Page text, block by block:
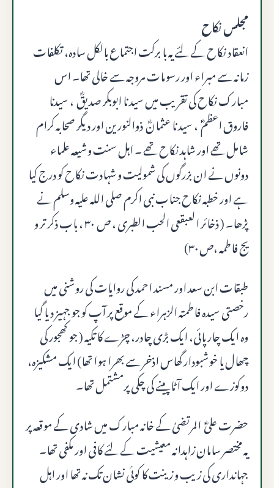
مجلس نکاح
انعقاد نکاح کے لئے یہ با برکت اجتماع بالکل ساده، تکلفات
زمانہ سے مبراء اور رسومات مروجہ سے خالی تھا۔ اس
مبارک نکاح کی تقریب میں سید نا ابوبکر صدیقؓ ، سیدنا
فاروق اعظمؓ ، سید نا عثمانؓ ذوالنورین اور دیگر صحابہ کرام
شامل تھے اور شاہد نکاح تھے ۔ اہل سنت وشیعہ علماء
دونوں نے ان بزرگوں کی شمولیت و شہادت نکاح کو درج کیا
ہے اور خطبہ نکاح جناب نبی اکرم صلى الله عليه وسلم نے
پڑھا۔ ( ذخائر العبقعی الحب الطبری ، ص ۳۰ ، باب ذکر تر و
یج فاطمه ،ص۳۰)
طبقات ابن سعد اور مسند احمد کی روایات کی روشنی میں
رخصتی سیدہ فاطمتہ الزہراء کے موقع پر آپ کو جو جہیز دیا گیا
وہ ایک چارپائی، ایک بڑی چادر، چڑے کا تکیہ ( جو کھجور کی
چھال یا خوشبودار گھاس اذخر سے بھرا ہوا تھا) ایک مشکیزہ،
دوکوزے اور ایک آٹا پینے کی چکی پرمشتمل تھا۔
حضرت علیؓ المرتضیٰ کے خانہ مبارک میں شادی کے موقعہ پر
یہ مختصر سامان زاہدانہ معیشیت کے لئے کافی اور مکفی تھا۔
جہانداری کی زیب و زینت کا کوئی نشان تک نہ تھا اور اہل